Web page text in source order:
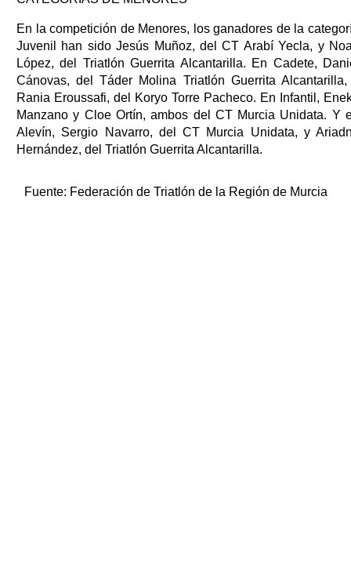
En la competición de Menores, los ganadores de la
Juvenil han sido Jesús Muñoz, del CT Arabí Yecla, y
López, del Triatlón Guerrita Alcantarilla. En Cadete,
Cánovas, del Táder Molina Triatlón Guerrita
Rania Eroussafi, del Koryo Torre Pacheco. En Infantil,
Manzano y Cloe Ortín, ambos del CT Murcia Unidata. Y
Alevín, Sergio Navarro, del CT Murcia Unidata, y
Hernández, del Triatlón Guerrita Alcantarilla.
Fuente: Federación de Triatlón de la Región de Murcia